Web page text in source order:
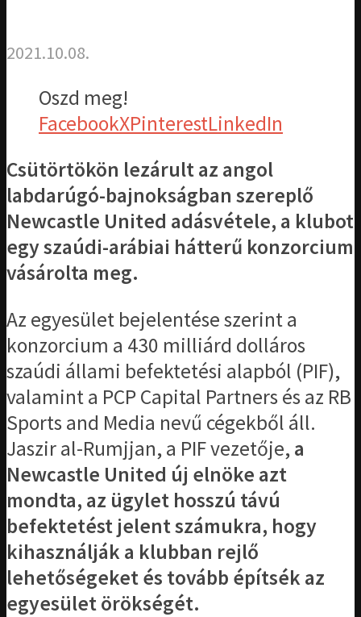
2021.10.08.
Oszd meg!
FacebookXPinterestLinkedIn
Csütörtökön lezárult az angol
labdarúgó-bajnokságban szereplő
Newcastle United adásvétele, a klubot
egy szaúdi-arábiai hátterű konzorcium
vásárolta meg.
Az egyesület bejelentése szerint a
konzorcium a 430 milliárd dolláros
szaúdi állami befektetési alapból (PIF),
valamint a PCP Capital Partners és az RB
Sports and Media nevű cégekből áll.
Jaszir al-Rumjjan, a PIF vezetője,a
Newcastle United új elnöke azt
mondta, az ügylet hosszú távú
befektetést jelent számukra, hogy
kihasználják a klubban rejlő
lehetőségeket és tovább építsék az
egyesület örökségét.